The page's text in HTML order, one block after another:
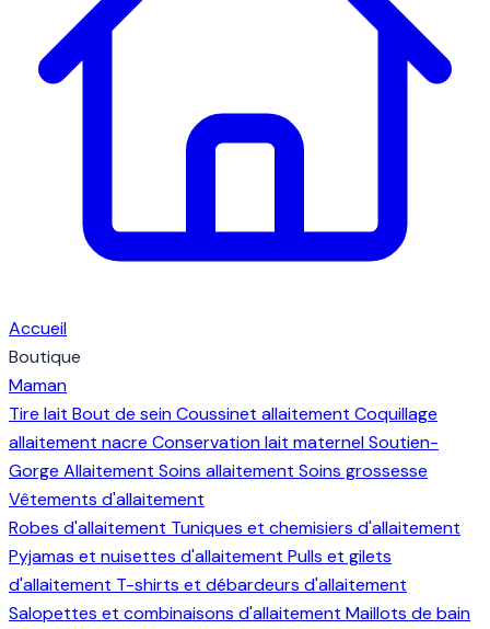
Accueil
Boutique
Maman
Tire lait Bout de seinCoussinet allaitement Coquillage
allaitement nacre Conservation lait maternelSoutien-
Gorge Allaitement Soins allaitement Soins grossesse
Vêtements d'allaitement
Robes d'allaitement Tuniques et chemisiers d'allaitement
Pyjamas et nuisettes d'allaitement Pulls et gilets
d'allaitement T-shirts et débardeurs d'allaitement
Salopettes et combinaisons d'allaitement Maillots de bain